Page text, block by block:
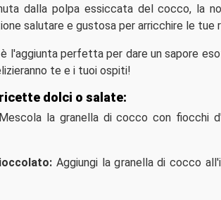
dalla polpa essiccata del cocco, la
salutare e gustosa per arricchire le tue
l'aggiunta perfetta per dare un sapore
te e i tuoi ospiti!
dolci o salate:
la granella di cocco con fiocchi
Aggiungi la granella di cocco